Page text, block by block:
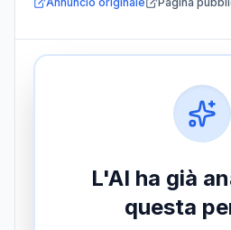
L'AI ha già
questa